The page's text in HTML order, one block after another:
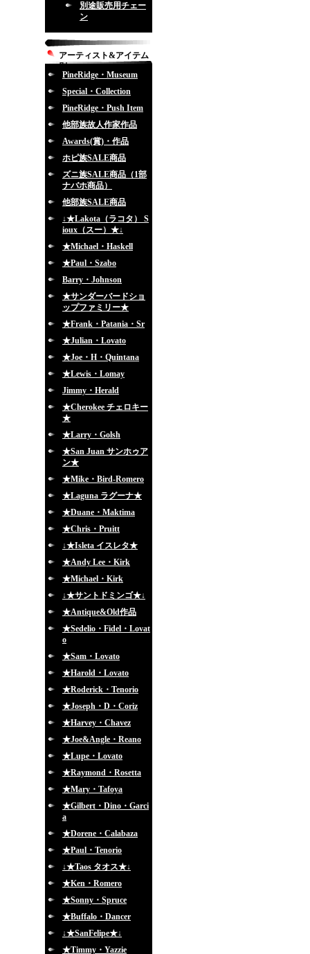
別途販売用チェー
ン
アーティスト&アイテム
別
PineRidge・Museum
Special・Collection
PineRidge・Push Item
他部族故人作家作品
Awards(賞)・作品
ホピ族SALE商品
ズニ族SALE商品（1部
ナバホ商品）
他部族SALE商品
↓★Lakota（ラコタ） S
ioux（スー）★↓
★Michael・Haskell
★Paul・Szabo
Barry・Johnson
★サンダーバードショ
ップファミリー★
★Frank・Patania・Sr
★Julian・Lovato
★Joe・H・Quintana
★Lewis・Lomay
Jimmy・Herald
★Cherokee チェロキー
★
★Larry・Golsh
★San Juan サンホゥア
ン★
★Mike・Bird-Romero
★Laguna ラグーナ★
★Duane・Maktima
★Chris・Pruitt
↓★Isleta イスレタ★
★Andy Lee・Kirk
★Michael・Kirk
↓★サントドミンゴ★↓
★Antique&Old作品
★Sedelio・Fidel・Lovat
o
★Sam・Lovato
★Harold・Lovato
★Roderick・Tenorio
★Joseph・D・Coriz
★Harvey・Chavez
★Joe&Angle・Reano
★Lupe・Lovato
★Raymond・Rosetta
★Mary・Tafoya
★Gilbert・Dino・Garci
a
★Dorene・Calabaza
★Paul・Tenorio
↓★Taos タオス★↓
★Ken・Romero
★Sonny・Spruce
★Buffalo・Dancer
↓★SanFelipe★↓
★Timmy・Yazzie